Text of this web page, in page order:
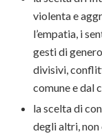
violenta e
l’empatia, i
gesti di
divisivi,
comune e dal
la scelta di
degli altri, non